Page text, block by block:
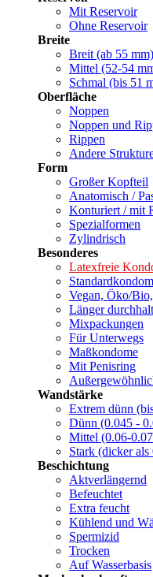
Mit Reservoir
Ohne Reservoir
Breite
Breit (ab 55 mm)
Mittel (52-54
Schmal (bis 51
Oberfläche
Noppen
Noppen und
Rippen
Andere
Form
Großer Kopfteil
Anatomisch /
Konturiert / mit
Spezialformen
Zylindrisch
Besonderes
Latexfreie
Vegan, Öko/
Länger
Mixpackungen
Für Unterwegs
Maßkondome
Mit Penisring
Wandstärke
Extrem dünn
Dünn (0.045 -
Mittel (0.06-
Stark (dicker als
Beschichtung
Aktverlängernd
Befeuchtet
Extra feucht
Kühlend und
Spermizid
Trocken
Auf Wasserbasis